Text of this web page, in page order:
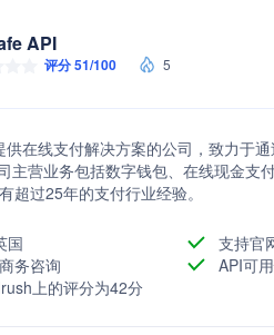
API
评分 51/100 5
供在线支付解决方案的公司，致力于
主营业务包括数字钱包、在线现金支
超过25年的支付行业经验。
国
支持官
务咨询
API可
上的评分为42分